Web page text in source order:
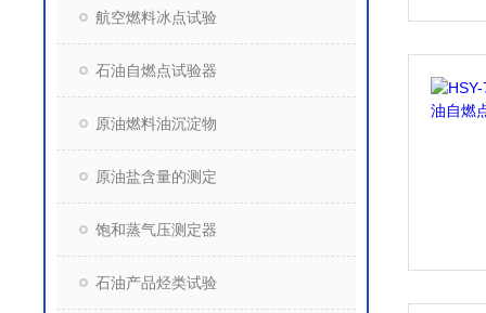
航空燃料冰点试验
石油自燃点试验器
原油燃料油沉淀物
原油盐含量的测定
饱和蒸气压测定器
石油产品烃类试验